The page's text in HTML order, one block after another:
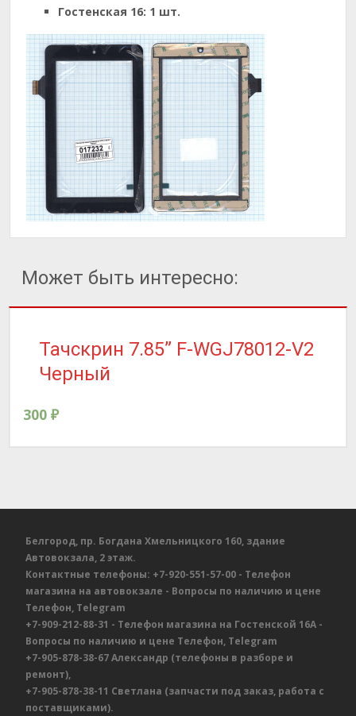
Гостенская 16: 1 шт.
Может быть интересно:
Тачскрин 7.85” F-WGJ78012-V2
Черный
300 ₽
Белгород, пр. Богдана Хмельницкого 160, здание
Автовокзала, 2 этаж.
Контактные телефоны: +7-920-551-57-00 - Телефон
магазина на автовокзале - Вопросы по наличию и цене
Телефон, Telegram
+7-909-212-88-31 - Телефон магазина на Гостенской 16А -
Вопросы по наличию и цене Телефон, Telegram
+7-905-878-38-67Александр (телефоны в разборе и
ремонт),
+7-905-878-38-11 Светлана (запчасти под заказ, работа с
поставщиками).